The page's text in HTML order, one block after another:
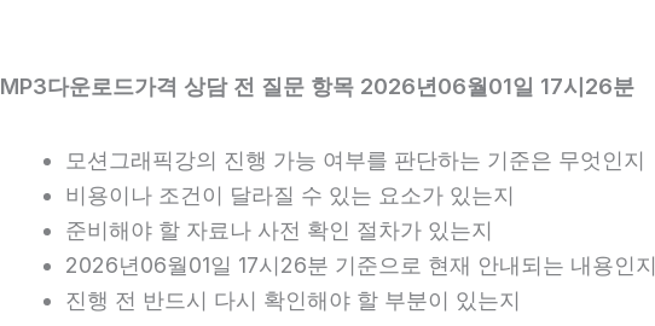
MP3다운로드가격 상담 전 질문 항목 2026년06월01일 17시26분
모션그래픽강의 진행 가능 여부를 판단하는 기준은 무엇인지
비용이나 조건이 달라질 수 있는 요소가 있는지
준비해야 할 자료나 사전 확인 절차가 있는지
2026년06월01일 17시26분 기준으로 현재 안내되는 내용인지
진행 전 반드시 다시 확인해야 할 부분이 있는지